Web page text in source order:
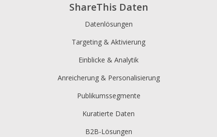
ShareThis Daten
Datenlösungen
Targeting & Aktivierung
Einblicke & Analytik
Anreicherung & Personalisierung
Publikumssegmente
Kuratierte Daten
B2B-Lösungen